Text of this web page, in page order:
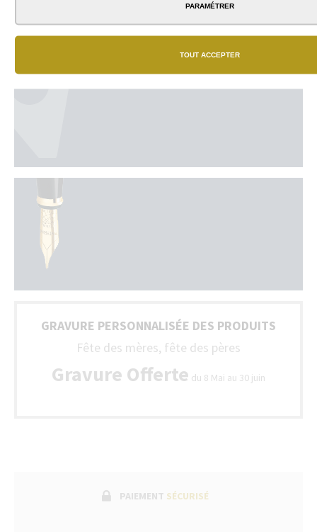
PARAMÉTRER
TOUT ACCEPTER
GRAVURE PERSONNALISÉE DES PRODUITS
Fête des mères, fête des pères
Gravure Offerte du 8 Mai au 30 juin
PAIEMENT SÉCURISÉ